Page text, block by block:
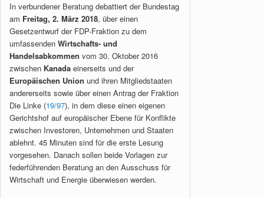
In verbundener Beratung debattiert der Bundestag
am Freitag, 2. März 2018, über einen
Gesetzentwurf der FDP-Fraktion zu dem
umfassenden Wirtschafts- und
Handelsabkommen vom 30. Oktober 2016
zwischen Kanada einerseits und der
Europäischen Union und ihren Mitgliedstaaten
andererseits sowie über einen Antrag der Fraktion
Die Linke (19/97), in dem diese einen eigenen
Gerichtshof auf europäischer Ebene für Konflikte
zwischen Investoren, Unternehmen und Staaten
ablehnt. 45 Minuten sind für die erste Lesung
vorgesehen. Danach sollen beide Vorlagen zur
federführenden Beratung an den Ausschuss für
Wirtschaft und Energie überwiesen werden.